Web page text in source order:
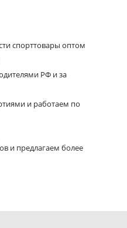
спорттовары оптом
РФ и за
и работаем по
и предлагаем более